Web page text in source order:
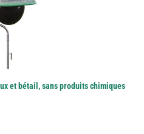
et bétail, sans produits chimiques